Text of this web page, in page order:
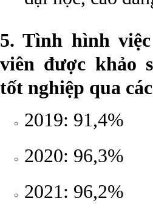
5. Tình hình
viên được khảo
tốt nghiệp qua
2019: 91,4%
2020: 96,3%
2021: 96,2%